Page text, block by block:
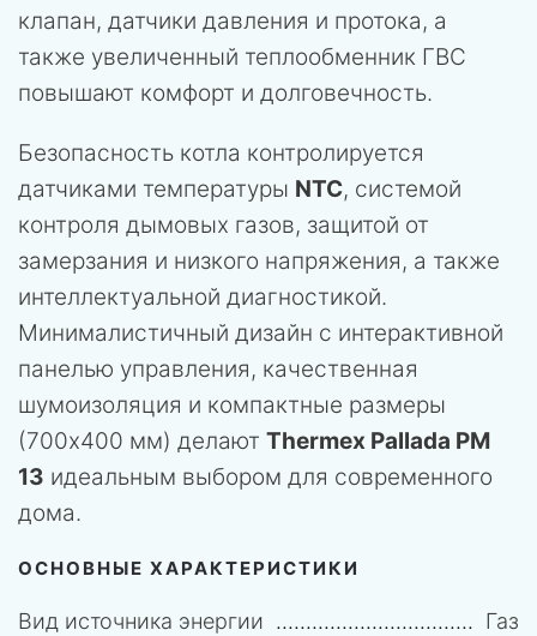
клапан, датчики давления и протока, а
также увеличенный теплообменник ГВС
повышают комфорт и долговечность.
Безопасность котла контролируется
датчиками температуры NTC, системой
контроля дымовых газов, защитой от
замерзания и низкого напряжения, а также
интеллектуальной диагностикой.
Минималистичный дизайн с интерактивной
панелью управления, качественная
шумоизоляция и компактные размеры
(700х400 мм) делают Thermex Pallada PM
13 идеальным выбором для современного
дома.
ОСНОВНЫЕ ХАРАКТЕРИСТИКИ
Вид источника энергии
Газ